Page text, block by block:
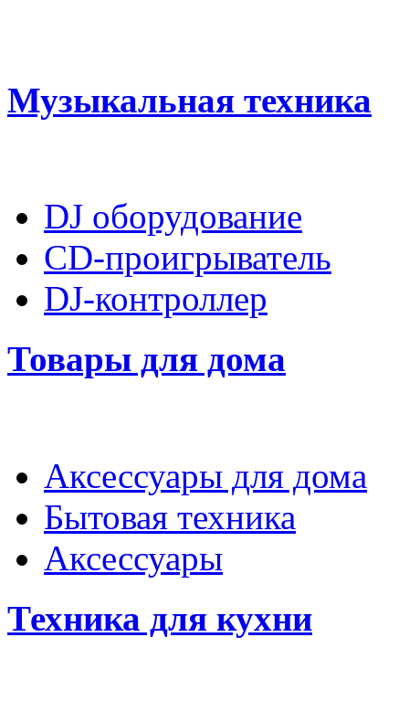
Музыкальная техника
DJ оборудование
CD-проигрыватель
DJ-контроллер
Товары для дома
Аксессуары для дома
Бытовая техника
Аксессуары
Техника для кухни